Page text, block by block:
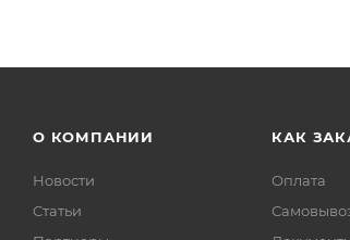
О КОМПАНИИ
Новости
Статьи
КАК
Оплата